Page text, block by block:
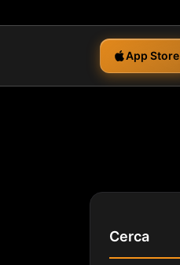
App Store
Cerca